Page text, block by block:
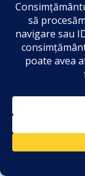
activiști și